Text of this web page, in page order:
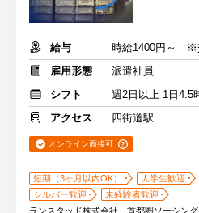
給与
時給1400円～ ※
雇用形態
派遣社員
シフト
週2日以上 1日4.5
アクセス
四街道駅
オンライン面接可
短期（3ヶ月以内OK） 大学生歓迎
シルバー歓迎
未経験者歓迎
ランスタッド株式会社 首都圏ソーシング